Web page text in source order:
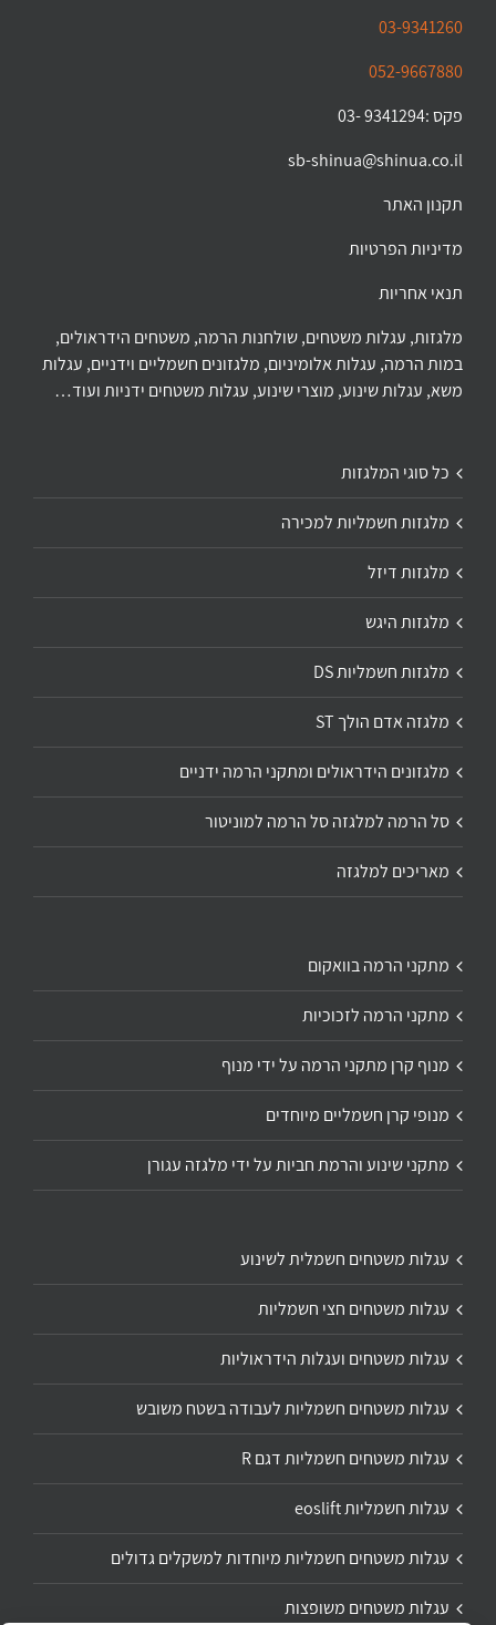
03-9341260
052-9667880
פקס :9341294 -03
sb-shinua@shinua.co.il
תקנון האתר
מדיניות הפרטיות
תנאי אחריות
מלגזות, עגלות משטחים, שולחנות הרמה, משטחים הידראולים,
במות הרמה, עגלות אלומיניום, מלגזונים חשמליים וידניים, עגלות
משא, עגלות שינוע, מוצרי שינוע, עגלות משטחים ידניות ועוד…
כל סוגי המלגזות
מלגזות חשמליות למכירה
מלגזות דיזל
מלגזות היגש
מלגזות חשמליות DS
מלגזה אדם הולך ST
מלגזונים הידראולים ומתקני הרמה ידניים
סל הרמה למלגזה סל הרמה למוניטור
מאריכים למלגזה
מתקני הרמה בוואקום
מתקני הרמה לזכוכיות
מנוף קרן מתקני הרמה על ידי מנוף
מנופי קרן חשמליים מיוחדים
מתקני שינוע והרמת חביות על ידי מלגזה עגורן
עגלות משטחים חשמלית לשינוע
עגלות משטחים חצי חשמליות
עגלות משטחים ועגלות הידראוליות
עגלות משטחים חשמליות לעבודה בשטח משובש
עגלות משטחים חשמליות דגם R
עגלות חשמליות eoslift
עגלות משטחים חשמליות מיוחדות למשקלים גדולים
עגלות משטחים משופצות